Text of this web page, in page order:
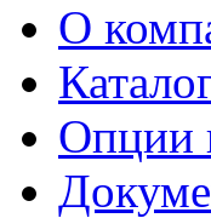
О
Опции